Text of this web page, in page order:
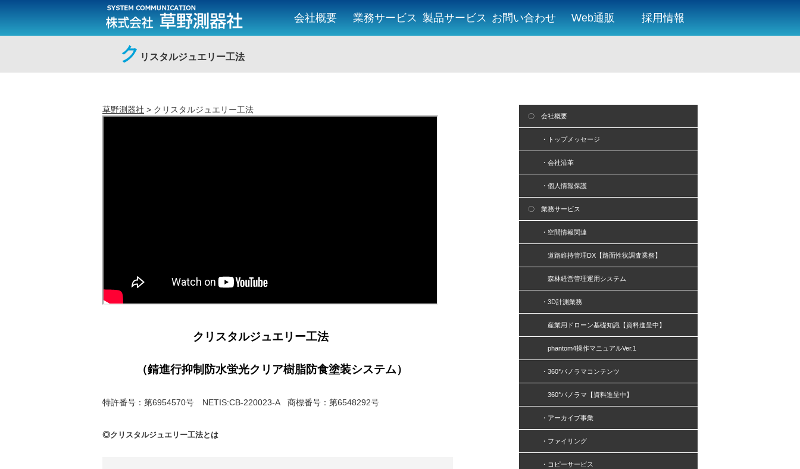
会社概要 業務サービス 製品サービス お問い合わせ Web通販 採用情報
ク リスタルジュエリー工法
草野測器社 > クリスタルジュエリー工法
クリスタルジュエリー工法
（錆進行抑制防水蛍光クリア樹脂防食塗装システム）
特許番号：第6954570号 NETIS:CB-220023-A 商標番号：第6548292号
◎クリスタルジュエリー工法とは
〇 会社概要
・トップメッセージ
・会社沿革
・個人情報保護
〇 業務サービス
・空間情報関連
道路維持管理DX【路面性状調査業務】
森林経営管理運用システム
・3D計測業務
産業用ドローン基礎知識【資料進呈中】
phantom4操作マニュアルVer.1
・360°パノラマコンテンツ
360°パノラマ【資料進呈中】
・アーカイブ事業
・ファイリング
・コピーサービス